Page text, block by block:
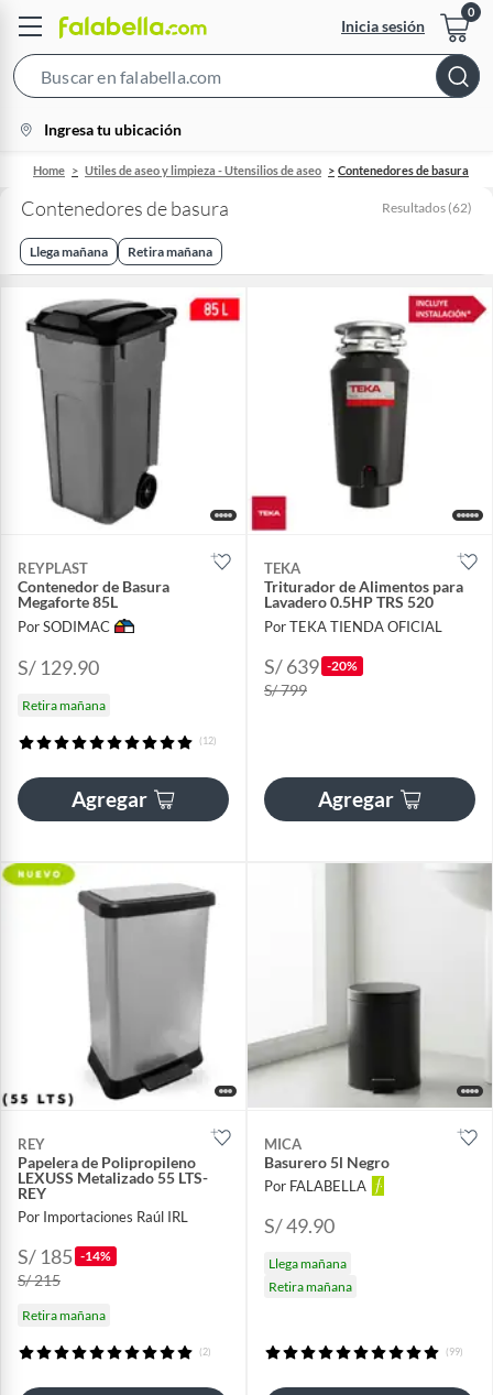
Inicia sesión
Bar
location-
icon
Ingresa tu ubicación
Home Utiles de aseo y limpieza - Utensilios de aseo Contenedores de basura
Contenedores de basura Resultados (62)
Llega mañana Retira mañana
REYPLAST
Contenedor de Basura
Megaforte 85L
Por SODIMAC
S/ 129.90
Retira mañana
(12)
Agregar
TEKA
Triturador de Alimentos para
Lavadero 0.5HP TRS 520
Por TEKA TIENDA OFICIAL
S/ 639 -20%
S/ 799
Agregar
REY
Papelera de Polipropileno
LEXUSS Metalizado 55 LTS-
REY
Por Importaciones Raúl IRL
S/ 185 -14%
S/ 215
Retira mañana
(2)
MICA
Basurero 5l Negro
Por FALABELLA
S/ 49.90
Llega mañana
Retira mañana
(99)